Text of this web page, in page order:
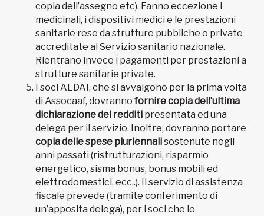
copia dell’assegno etc). Fanno eccezione i
medicinali, i dispositivi medici e le prestazioni
sanitarie rese da strutture pubbliche o private
accreditate al Servizio sanitario nazionale.
Rientrano invece i pagamenti per prestazioni a
strutture sanitarie private.
I soci ALDAI, che si avvalgono per la prima volta
di Assocaaf, dovranno fornire copia dell’ultima
dichiarazione dei redditi presentata ed una
delega per il servizio. Inoltre, dovranno portare
copia delle spese pluriennalisostenute negli
anni passati (ristrutturazioni, risparmio
energetico, sisma bonus, bonus mobili ed
elettrodomestici, ecc..). Il servizio di assistenza
fiscale prevede (tramite conferimento di
un’apposita delega), per i soci che lo